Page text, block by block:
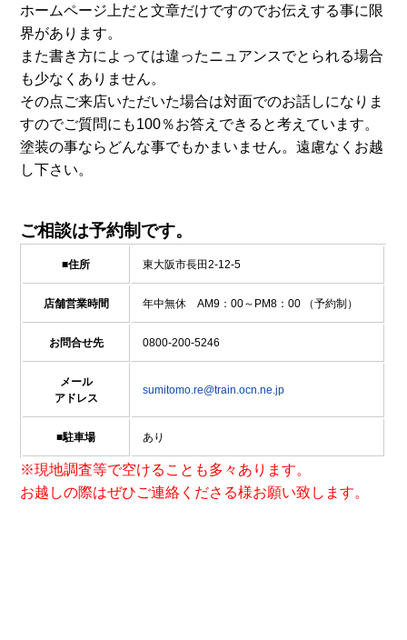
ホームページ上だと文章だけですのでお伝えする事に限
界があります。
また書き方によっては違ったニュアンスでとられる場合
も少なくありません。
その点ご来店いただいた場合は対面でのお話しになりま
すのでご質問にも100％お答えできると考えています。
塗装の事ならどんな事でもかまいません。遠慮なくお越
し下さい。
ご相談は予約制です。
■住所 東大阪市長田2-12-5
店舗営業時間 年中無休 AM9：00～PM8：00 （予約制）
お問合せ先 0800-200-5246
メール
アドレス
sumitomo.re@train.ocn.ne.jp
■駐車場 あり
※現地調査等で空けることも多々あります。
お越しの際はぜひご連絡くださる様お願い致します。